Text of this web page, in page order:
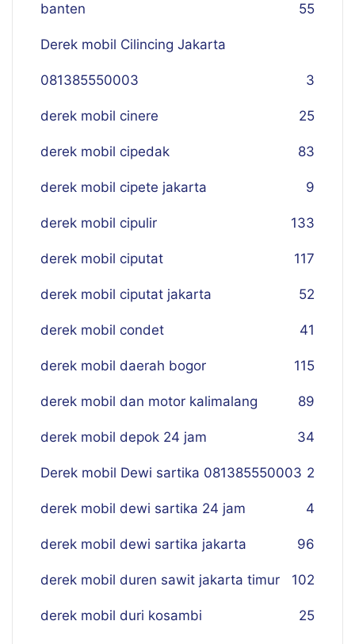
banten 55
Derek mobil Cilincing Jakarta
081385550003 3
derek mobil cinere 25
derek mobil cipedak 83
derek mobil cipete jakarta 9
derek mobil cipulir 133
derek mobil ciputat 117
derek mobil ciputat jakarta 52
derek mobil condet 41
derek mobil daerah bogor 115
derek mobil dan motor kalimalang 89
derek mobil depok 24 jam 34
Derek mobil Dewi sartika 081385550003 2
derek mobil dewi sartika 24 jam 4
derek mobil dewi sartika jakarta 96
derek mobil duren sawit jakarta timur 102
derek mobil duri kosambi 25